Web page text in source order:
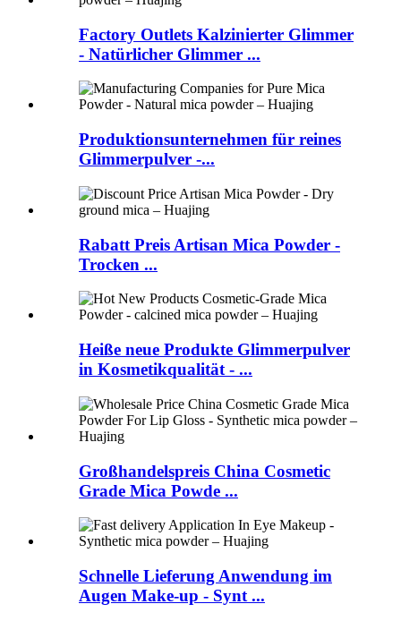
Factory Outlets Kalzinierter Glimmer
- Natürlicher Glimmer ...
Produktionsunternehmen für reines
Glimmerpulver -...
Rabatt Preis Artisan Mica Powder -
Trocken ...
Heiße neue Produkte Glimmerpulver
in Kosmetikqualität - ...
Großhandelspreis China Cosmetic
Grade Mica Powde ...
Schnelle Lieferung Anwendung im
Augen Make-up - Synt ...